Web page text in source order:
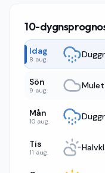
10-
Idag
8 aug.
Sön
9 aug. Mulet
Mån
10 aug.
Tis
11 aug.